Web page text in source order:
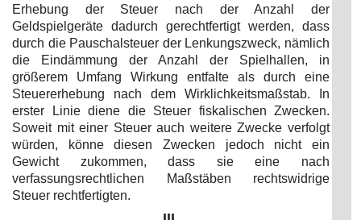
Erhebung der Steuer nach der Anzahl der
Geldspielgeräte dadurch gerechtfertigt werden, dass
durch die Pauschalsteuer der Lenkungszweck, nämlich
die Eindämmung der Anzahl der Spielhallen, in
größerem Umfang Wirkung entfalte als durch eine
Steuererhebung nach dem Wirklichkeitsmaßstab. In
erster Linie diene die Steuer fiskalischen Zwecken.
Soweit mit einer Steuer auch weitere Zwecke verfolgt
würden, könne diesen Zwecken jedoch nicht ein
Gewicht zukommen, dass sie eine nach
verfassungsrechtlichen Maßstäben rechtswidrige
Steuer rechtfertigten.